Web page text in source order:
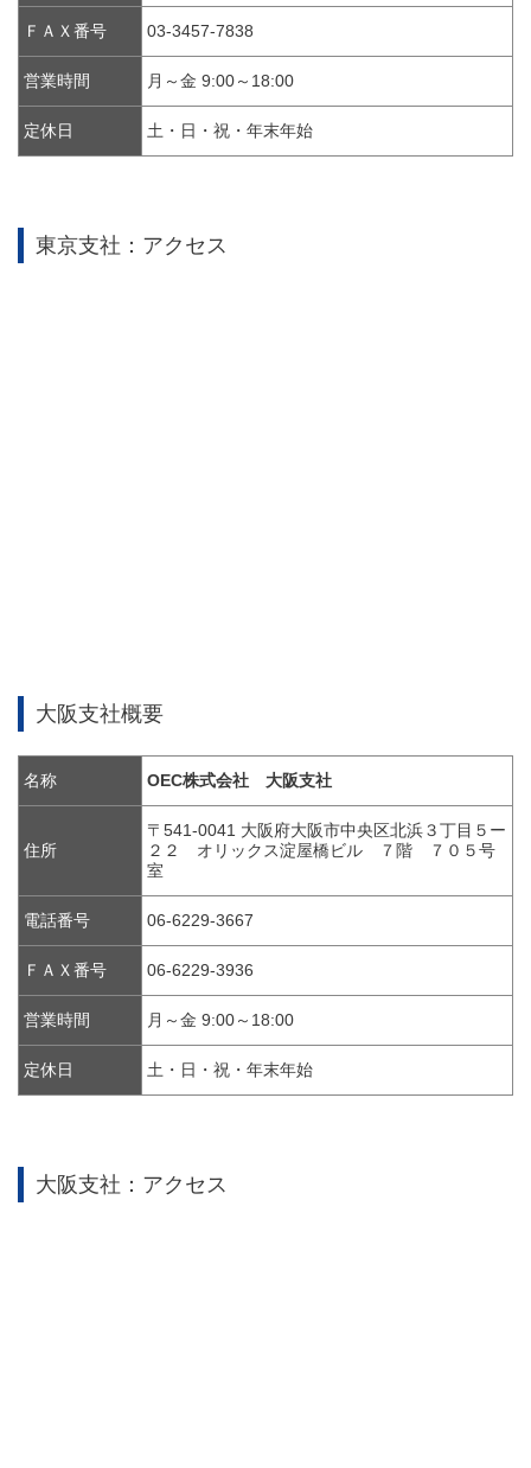
ＦＡＸ番号 03-3457-7838
営業時間 月～金 9:00～18:00
定休日 土・日・祝・年末年始
東京支社：アクセス
大阪支社概要
名称 OEC株式会社 大阪支社
住所
〒541-0041 大阪府大阪市中央区北浜３丁目５ー
２２ オリックス淀屋橋ビル ７階 ７０５号
室
電話番号 06-6229-3667
ＦＡＸ番号 06-6229-3936
営業時間 月～金 9:00～18:00
定休日 土・日・祝・年末年始
大阪支社：アクセス